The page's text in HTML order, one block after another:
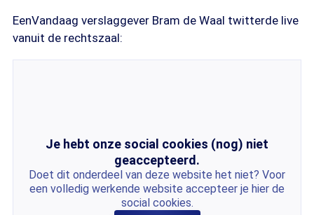
EenVandaag verslaggever Bram de Waal twitterde live
vanuit de rechtszaal:
Je hebt onze social cookies (nog) niet
geaccepteerd.
Doet dit onderdeel van deze website het niet? Voor
een volledig werkende website accepteer je hier de
social cookies.